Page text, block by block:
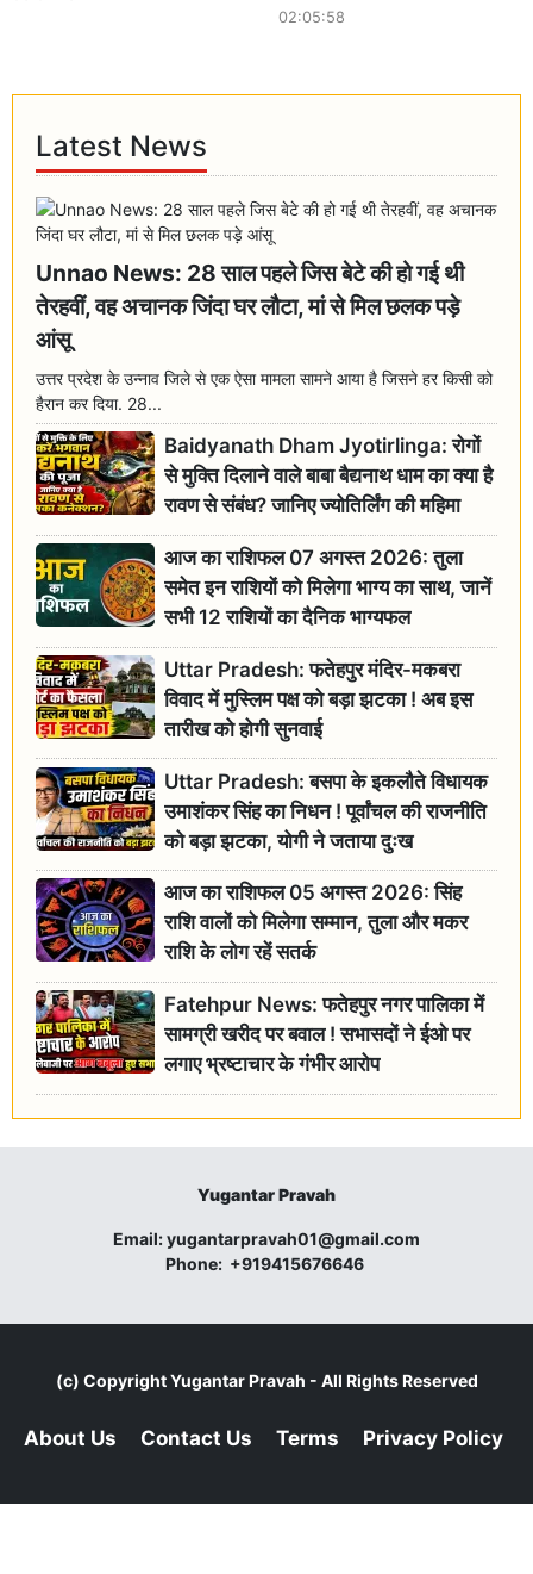
02:05:58
Latest News
Unnao News: 28 साल पहले जिस बेटे की हो गई थी
तेरहवीं, वह अचानक जिंदा घर लौटा, मां से मिल छलक पड़े
आंसू
उत्तर प्रदेश के उन्नाव जिले से एक ऐसा मामला सामने आया है जिसने हर किसी को
हैरान कर दिया. 28...
Baidyanath Dham Jyotirlinga: रोगों
से मुक्ति दिलाने वाले बाबा बैद्यनाथ धाम का क्या है
रावण से संबंध? जानिए ज्योतिर्लिंग की महिमा
आज का राशिफल 07 अगस्त 2026: तुला
समेत इन राशियों को मिलेगा भाग्य का साथ, जानें
सभी 12 राशियों का दैनिक भाग्यफल
Uttar Pradesh: फतेहपुर मंदिर-मकबरा
विवाद में मुस्लिम पक्ष को बड़ा झटका ! अब इस
तारीख को होगी सुनवाई
Uttar Pradesh: बसपा के इकलौते विधायक
उमाशंकर सिंह का निधन ! पूर्वांचल की राजनीति
को बड़ा झटका, योगी ने जताया दुःख
आज का राशिफल 05 अगस्त 2026: सिंह
राशि वालों को मिलेगा सम्मान, तुला और मकर
राशि के लोग रहें सतर्क
Fatehpur News: फतेहपुर नगर पालिका में
सामग्री खरीद पर बवाल ! सभासदों ने ईओ पर
लगाए भ्रष्टाचार के गंभीर आरोप
Yugantar Pravah
Email:yugantarpravah01@gmail.com
Phone: +919415676646
(c) CopyrightYugantar Pravah - All Rights Reserved
About Us Contact Us Terms Privacy Policy